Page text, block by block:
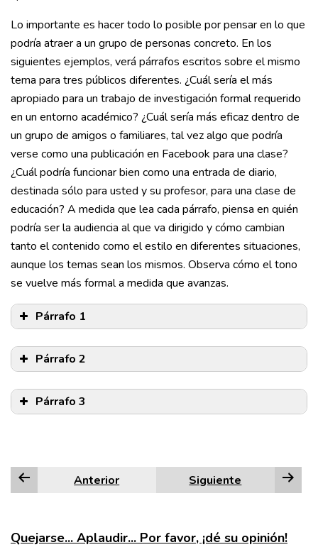
Lo importante es hacer todo lo posible por pensar en lo que
podría atraer a un grupo de personas concreto. En los
siguientes ejemplos, verá párrafos escritos sobre el mismo
tema para tres públicos diferentes. ¿Cuál sería el más
apropiado para un trabajo de investigación formal requerido
en un entorno académico? ¿Cuál sería más eficaz dentro de
un grupo de amigos o familiares, tal vez algo que podría
verse como una publicación en Facebook para una clase?
¿Cuál podría funcionar bien como una entrada de diario,
destinada sólo para usted y su profesor, para una clase de
educación? A medida que lea cada párrafo, piensa en quién
podría ser la audiencia al que va dirigido y cómo cambian
tanto el contenido como el estilo en diferentes situaciones,
aunque los temas sean los mismos. Observa cómo el tono
se vuelve más formal a medida que avanzas.
Párrafo 1
Párrafo 2
Párrafo 3
Anterior Siguiente
Quejarse... Aplaudir... Por favor, ¡dé su opinión!